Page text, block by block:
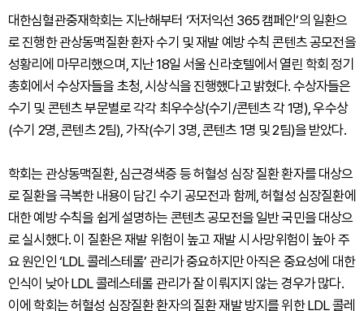
대한심혈관중재학회는 지난해부터 ‘저저익선 365 캠페인’의 일환으
로 진행한 관상동맥질환 환자 수기 및 재발 예방 수칙 콘텐츠 공모전을
성황리에 마무리했으며, 지난 18일 서울 신라호텔에서 열린 학회 정기
총회에서 수상자들을 초청, 시상식을 진행했다고 밝혔다. 수상자들은
수기 및 콘텐츠 부문별로 각각 최우수상(수기/콘텐츠 각 1명), 우수상
(수기 2명, 콘텐츠 2팀), 가작(수기 3명, 콘텐츠 1명 및 2팀)을 받았다.
학회는 관상동맥질환, 심근경색증 등 허혈성 심장 질환 환자를 대상으
로 질환을 극복한 내용이 담긴 수기 공모전과 함께, 허혈성 심장질환에
대한 예방 수칙을 쉽게 설명하는 콘텐츠 공모전을 일반 국민을 대상으
로 실시했다. 이 질환은 재발 위험이 높고 재발 시 사망위험이 높아 주
요 원인인 ‘LDL 콜레스테롤’ 관리가 중요하지만 아직은 중요성에 대한
인식이 낮아 LDL 콜레스테롤 관리가 잘 이뤄지지 않는 경우가 많다.
이에 학회는 허혈성 심장질환 환자의 질환 재발 방지를 위한 LDL 콜레